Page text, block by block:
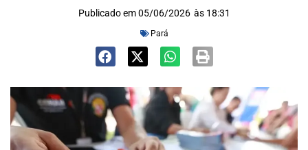
Publicado em 05/06/2026 às 18:31
Pará